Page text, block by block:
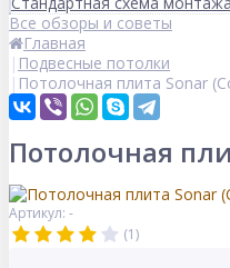
Все обзоры и советы
Главная
Подвесные потолки
Потолочная плита Sonar
Потолочная
Артикул: -
(1)